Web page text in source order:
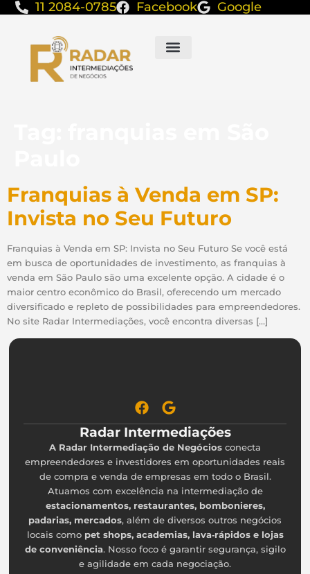
11 2084-0785 Facebook Google
Franquias à Venda em SP:
Invista no Seu Futuro
Franquias à Venda em SP: Invista no Seu Futuro Se você está
em busca de oportunidades de investimento, as franquias à
venda em São Paulo são uma excelente opção. A cidade é o
maior centro econômico do Brasil, oferecendo um mercado
diversificado e repleto de possibilidades para empreendedores.
No site Radar Intermediações, você encontra diversas […]
Radar Intermediações
A Radar Intermediação de Negócios conecta
empreendedores e investidores em oportunidades reais
de compra e venda de empresas em todo o Brasil.
Atuamos com excelência na intermediação de
estacionamentos, restaurantes, bombonieres,
padarias, mercados, além de diversos outros negócios
locais como pet shops, academias, lava‑rápidos e lojas
de conveniência. Nosso foco é garantir segurança, sigilo
e agilidade em cada negociação.